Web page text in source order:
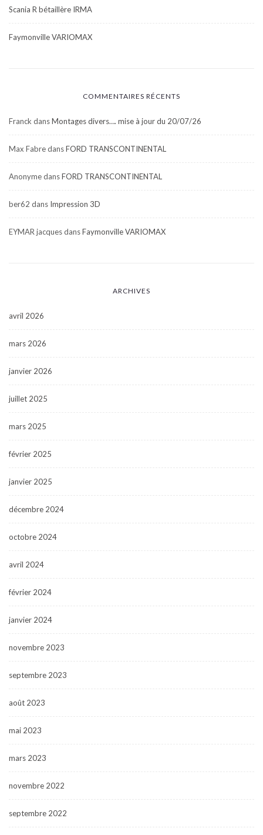
Scania R bétaillère IRMA
Faymonville VARIOMAX
COMMENTAIRES RÉCENTS
Franck dansMontages divers…. mise à jour du 20/07/26
Max FabredansFORD TRANSCONTINENTAL
AnonymedansFORD TRANSCONTINENTAL
ber62 dans Impression 3D
EYMAR jacquesdansFaymonville VARIOMAX
ARCHIVES
avril 2026
mars 2026
janvier 2026
juillet 2025
mars 2025
février 2025
janvier 2025
décembre 2024
octobre 2024
avril 2024
février 2024
janvier 2024
novembre 2023
septembre 2023
août 2023
mai 2023
mars 2023
novembre 2022
septembre 2022